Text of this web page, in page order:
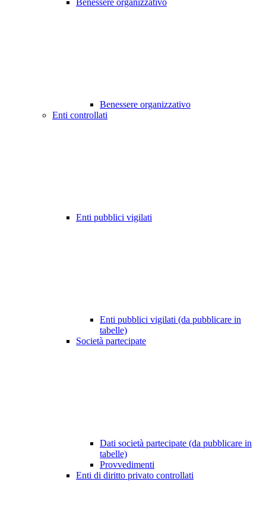
Benessere organizzativo
Benessere organizzativo
Enti controllati
Enti pubblici vigilati
Enti pubblici vigilati (da pubblicare in
tabelle)
Società partecipate
Dati società partecipate (da pubblicare in
tabelle)
Provvedimenti
Enti di diritto privato controllati